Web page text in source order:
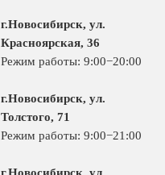
г.Новосибирск, ул.
Красноярская, 36
Режим работы: 9:00−20:00
г.Новосибирск, ул.
Толстого, 71
Режим работы: 9:00−21:00